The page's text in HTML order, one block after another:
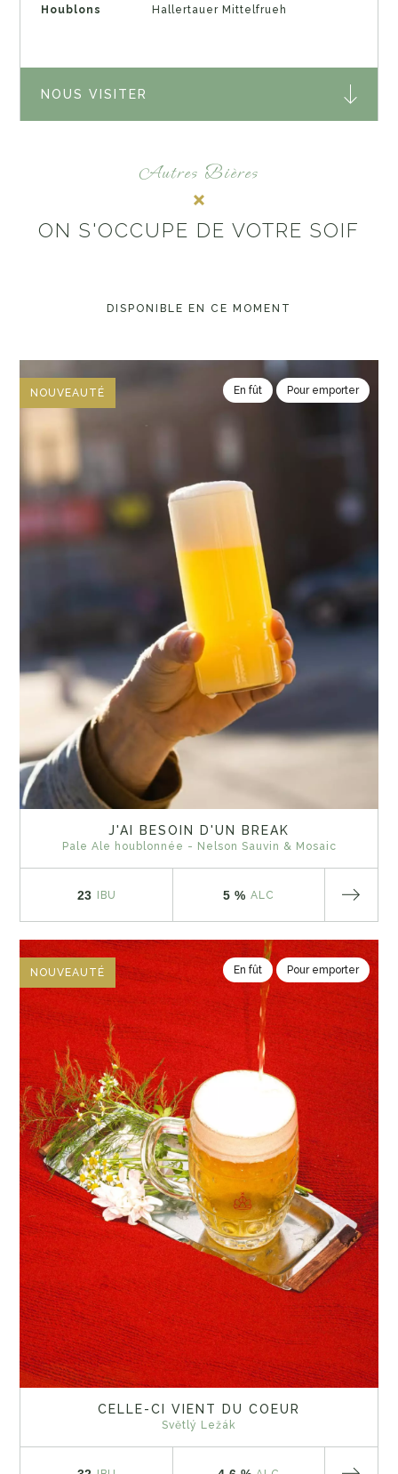
Houblons Hallertauer Mittelfrueh
NOUS VISITER
Autres Bières
ON S'OCCUPE DE VOTRE SOIF
DISPONIBLE EN CE MOMENT
NOUVEAUTÉ En fût Pour emporter
J'AI BESOIN D'UN BREAK
Pale Ale houblonnée - Nelson Sauvin & Mosaic
23 IBU 5 % ALC
NOUVEAUTÉ En fût Pour emporter
CELLE-CI VIENT DU COEUR
Světlý Ležák